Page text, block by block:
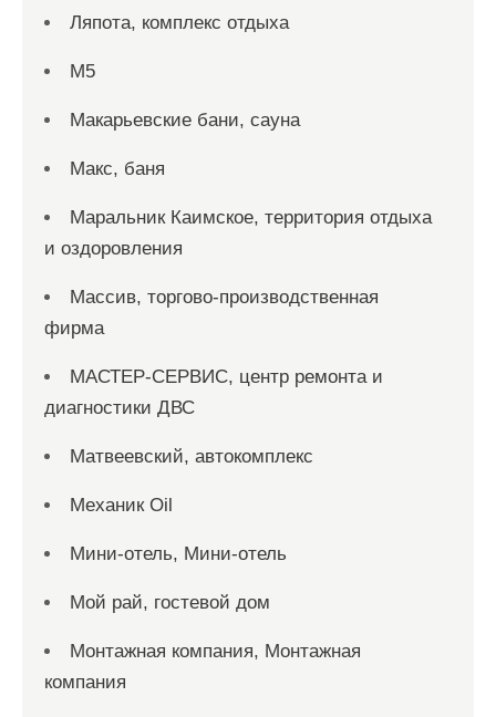
Ляпота, комплекс отдыха
М5
Макарьевские бани, сауна
Макс, баня
Маральник Каимское, территория отдыха
и оздоровления
Массив, торгово-производственная
фирма
МАСТЕР-СЕРВИС, центр ремонта и
диагностики ДВС
Матвеевский, автокомплекс
Механик Oil
Мини-отель, Мини-отель
Мой рай, гостевой дом
Монтажная компания, Монтажная
компания